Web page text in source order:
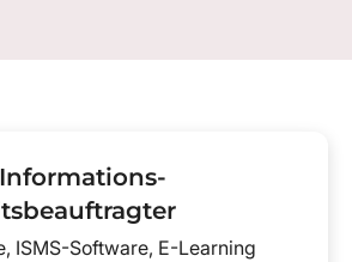
ISMS-Software, E-Learning